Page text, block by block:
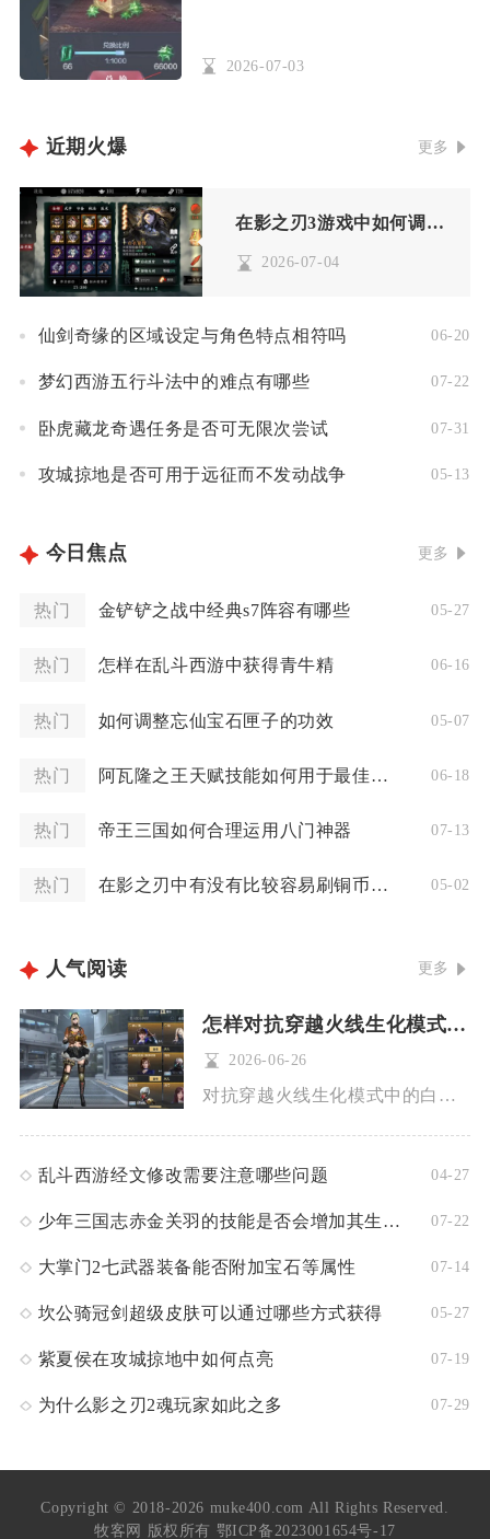
2026-07-03
近期火爆 更多
在影之刃3游戏中如何调整武器的刻印槽
2026-07-04
仙剑奇缘的区域设定与角色特点相符吗 06-20
梦幻西游五行斗法中的难点有哪些 07-22
卧虎藏龙奇遇任务是否可无限次尝试 07-31
攻城掠地是否可用于远征而不发动战争 05-13
今日焦点 更多
热门 金铲铲之战中经典s7阵容有哪些 05-27
热门 怎样在乱斗西游中获得青牛精 06-16
热门 如何调整忘仙宝石匣子的功效 05-07
热门 阿瓦隆之王天赋技能如何用于最佳效果 06-18
热门 帝王三国如何合理运用八门神器 07-13
热门 在影之刃中有没有比较容易刷铜币的地方 05-02
人气阅读 更多
怎样对抗穿越火线生化模式中的白骨精
2026-06-26
对抗穿越火线生化模式中的白骨精，核心在于识破分身机制、选对高...
乱斗西游经文修改需要注意哪些问题 04-27
少年三国志赤金关羽的技能是否会增加其生存能力 07-22
大掌门2七武器装备能否附加宝石等属性 07-14
坎公骑冠剑超级皮肤可以通过哪些方式获得 05-27
紫夏侯在攻城掠地中如何点亮 07-19
为什么影之刃2魂玩家如此之多 07-29
Copyright © 2018-2026 muke400.com All Rights Reserved.
牧客网 版权所有 鄂ICP备2023001654号-17